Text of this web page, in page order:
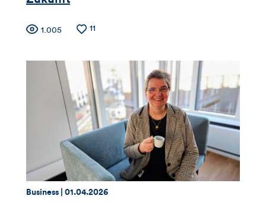
Zähler
für
Views,
Likes
Kommentare
dieses
Anzahl1.005
Anzahl
11
Thema:
Business | Datum:
01.04.2026